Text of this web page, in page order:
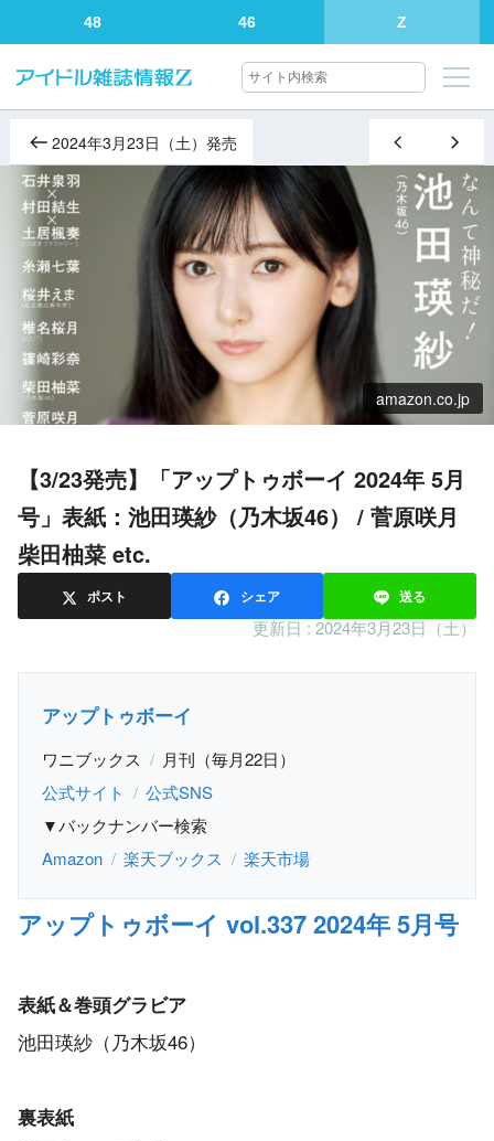
48 46 Z
2024年3月23日（土）発売
amazon.co.jp
【3/23発売】「アップトゥボーイ 2024年 5月
号」表紙：池田瑛紗（乃木坂46） / 菅原咲月
柴田柚菜 etc.
ポスト シェア 送る
更新日 : 2024年3月23日（土）
アップトゥボーイ
ワニブックス
月刊（毎月22日）
公式サイト
公式SNS
▼バックナンバー検索
Amazon
楽天ブックス 楽天市場
アップトゥボーイ vol.337 2024年 5月号
表紙＆巻頭グラビア
池田瑛紗（乃木坂46）
裏表紙